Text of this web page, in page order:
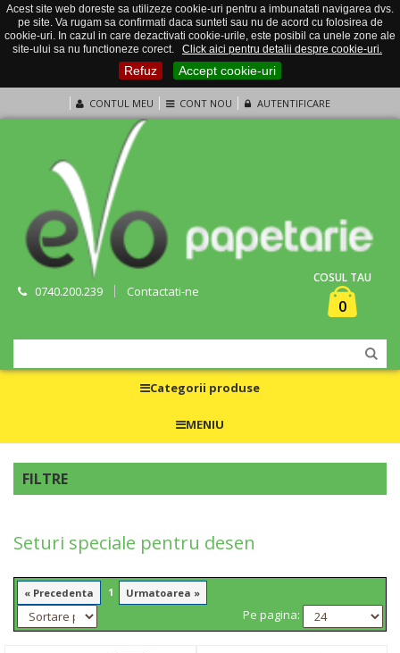
Acest site web doreste sa utilizeze cookie-uri pentru a imbunatati navigarea dvs.
pe site. Va rugam sa confirmati daca sunteti sau nu de acord cu folosirea de
cookie-uri. In cazul in care dezactivati cookie-urile, este posibil ca unele zone ale
site-ului sa nu functioneze corect.
Click aici pentru detalii despre cookie-uri.
Refuz Accept cookie-uri
CONTUL MEU CONT NOU AUTENTIFICARE
0740.200.239 Contactati-ne
COSUL TAU
0
Categorii produse
MENIU
FILTRE
Seturi speciale pentru desen
« Precedenta 1 Urmatoarea »
Pe pagina: